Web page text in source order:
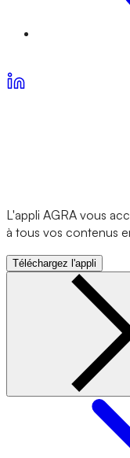
L'appli AGRA vous
à tous vos contenus
Téléchargez l'appli